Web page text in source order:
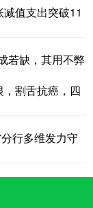
值支出突破11
若缺，其用不弊
割舌抗癌，四
行多维发力守